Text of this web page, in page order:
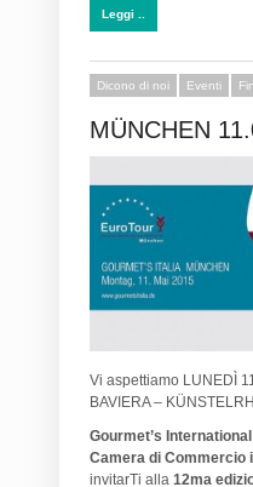
Leggi ..
Dicono di noi Eventi
MÜNCHEN
Vi aspettiamo LUNEDÌ
BAVIERA –
Gourmet’s International
Camera di Commercio
invitarTi alla 12ma